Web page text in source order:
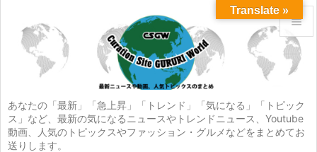
あなたの「最新」「急上昇」「トレンド」「気になる」「トピック
ス」など、最新の気になるニュースやトレンドニュース、Youtube
動画、人気のトピックスやファッション・グルメなどをまとめてお
送りします。


メニュ
サイド

前へ
Translate »